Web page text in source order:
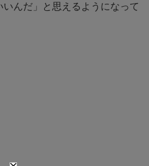
んだ」と思えるようになって